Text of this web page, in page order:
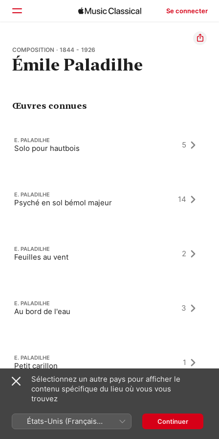
Se connecter
Accueil
Parcourir
COMPOSITION · 1844 - 1926
Émile Paladilhe
Œuvres connues
E. PALADILHE
Solo pour hautbois 5
E. PALADILHE
Psyché en sol bémol majeur 14
E. PALADILHE
Feuilles au vent 2
E. PALADILHE
Au bord de l'eau 3
E. PALADILHE
Petit carillon 1
Sélectionnez un autre pays pour afficher le
contenu spécifique du lieu où vous vous
trouvez
États-Unis (Français
France)
Continuer